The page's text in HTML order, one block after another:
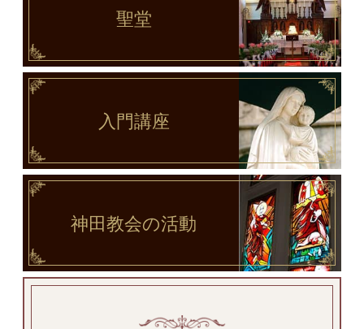
聖堂
入門講座
神田教会の活動